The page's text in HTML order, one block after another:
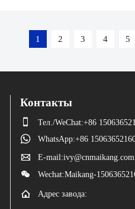
1 2 3 4 5
Контакты
 Тел./WeChat:+86
 WhatsApp:+86
 E-mail:ivy@cnmaikang.com
 Wechat:Maikang-

Адрес завода: